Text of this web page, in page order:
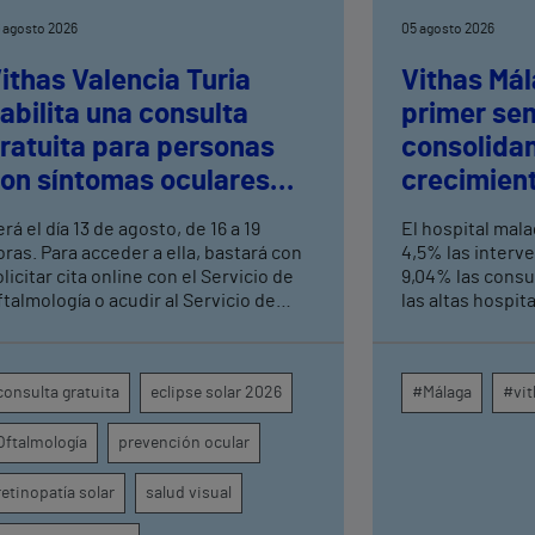
agosto 2026
Valencia Turia
una consulta
para personas
síntomas oculares
el eclipse solar
el día 13 de agosto, de 16 a 19
Para acceder a ella, bastará con
cita online con el Servicio de
o acudir al Servicio de
gratuita eclipse solar 2026
prevención ocular
solar salud visual
05 agosto 2026
Vithas
primer
consultas
altas
El hospital
4,5% las
9,04% las
las altas
centros
provincia
#Málaga